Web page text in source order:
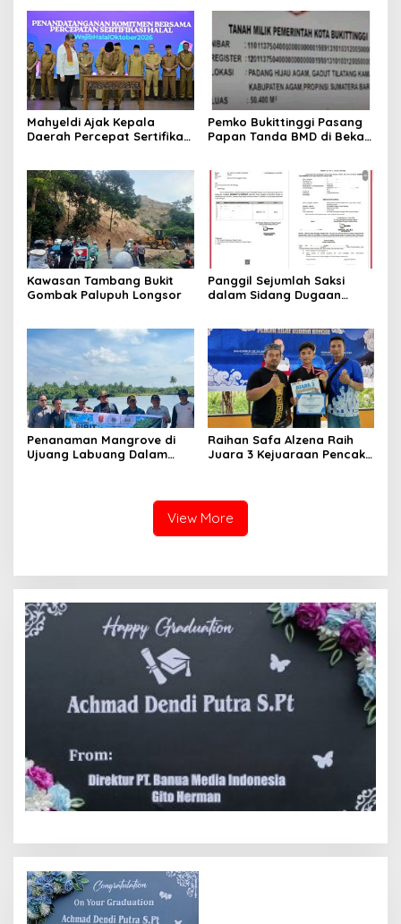
Mahyeldi Ajak Kepala
Daerah Percepat Sertifikasi
Nasional
Pemko Bukittinggi Pasang
Papan Tanda BMD di Bekas
Kawasan Tambang Bukit
Gombak Palupuh Longsor
Panggil Sejumlah Saksi
dalam Sidang Dugaan
Penanaman Mangrove di
Ujuang Labuang Dalam
Raihan Safa Alzena Raih
Juara 3 Kejuaraan Pencak
View More